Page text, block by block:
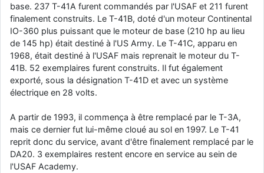
base. 237 T-41A furent commandés par l'USAF et 211 furent
finalement construits. Le T-41B, doté d'un moteur Continental
IO-360 plus puissant que le moteur de base (210 hp au lieu
de 145 hp) était destiné à l'US Army. Le T-41C, apparu en
1968, était destiné à l'USAF mais reprenait le moteur du T-
41B. 52 exemplaires furent construits. Il fut également
exporté, sous la désignation T-41D et avec un système
électrique en 28 volts.
A partir de 1993, il commença à être remplacé par le T-3A,
mais ce dernier fut lui-même cloué au sol en 1997. Le T-41
reprit donc du service, avant d'être finalement remplacé par le
DA20. 3 exemplaires restent encore en service au sein de
l'USAF Academy.